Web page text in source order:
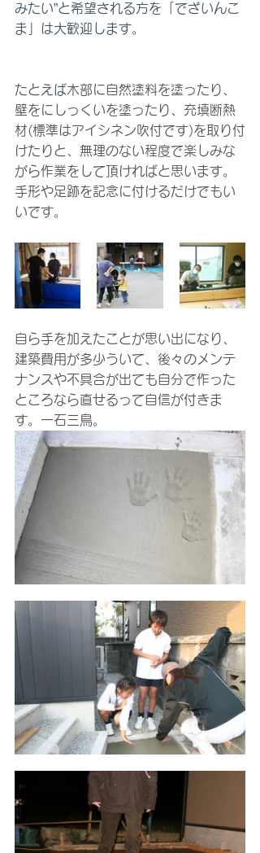
みたい”と希望される方を「でざいんこ
ま」は大歓迎します。
たとえば木部に自然塗料を塗ったり、
壁をにしっくいを塗ったり、充填断熱
材(標準はアイシネン吹付です)を取り付
けたりと、無理のない程度で楽しみな
がら作業をして頂ければと思います。
手形や足跡を記念に付けるだけでもい
いです。
自ら手を加えたことが思い出になり、
建築費用が多少ういて、後々のメンテ
ナンスや不具合が出ても自分で作った
ところなら直せるって自信が付きま
す。一石三鳥。